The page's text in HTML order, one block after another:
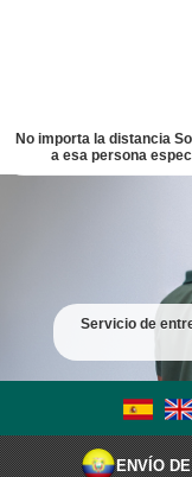
No importa la distancia
a esa persona
Servicio de
ENVÍO